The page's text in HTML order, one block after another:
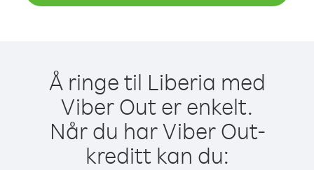
Å ringe til Liberia med
Viber Out er enkelt.
Når du har Viber Out-
kreditt kan du: